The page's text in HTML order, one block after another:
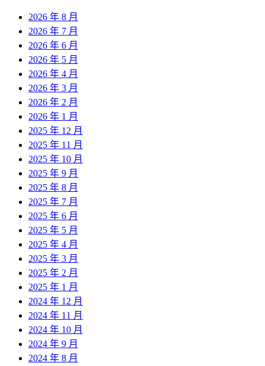
2026 年 8 月
2026 年 7 月
2026 年 6 月
2026 年 5 月
2026 年 4 月
2026 年 3 月
2026 年 2 月
2026 年 1 月
2025 年 12 月
2025 年 11 月
2025 年 10 月
2025 年 9 月
2025 年 8 月
2025 年 7 月
2025 年 6 月
2025 年 5 月
2025 年 4 月
2025 年 3 月
2025 年 2 月
2025 年 1 月
2024 年 12 月
2024 年 11 月
2024 年 10 月
2024 年 9 月
2024 年 8 月